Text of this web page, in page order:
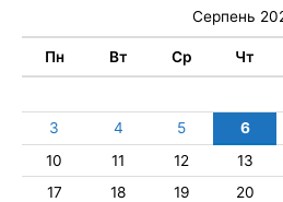
Серпень
Пн Вт Ср Чт
3
4 5 6
10
11 12 13
17
18 19 20